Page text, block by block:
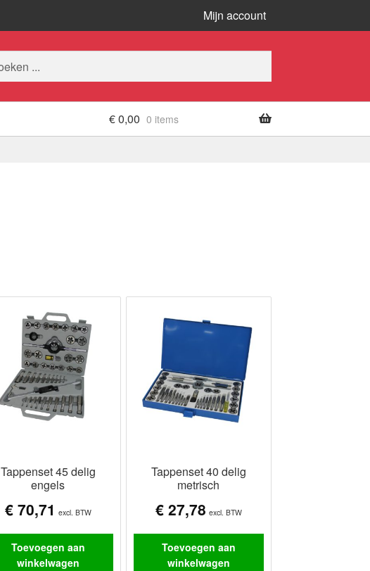
Mijn account
€0,00 0 items
Tappenset 45 delig
engels
€70,71 excl. BTW
Toevoegen aan
winkelwagen
Tappenset 40 delig
metrisch
€27,78 excl. BTW
Toevoegen aan
winkelwagen